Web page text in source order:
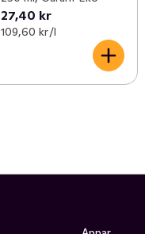
27,40 kr
109,60 kr /l